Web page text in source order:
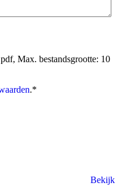
Max. bestandsgrootte: 10
.*
Bekijk